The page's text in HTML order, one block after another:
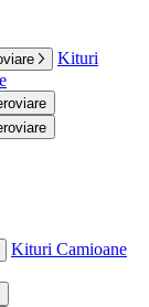
Kituri
Kituri Camioane